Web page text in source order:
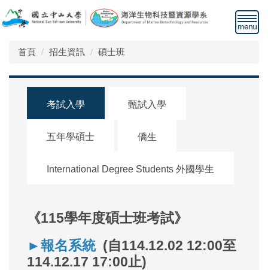
跳
到
容
首頁 招生資訊 碩士班
考試入學 甄試入學
五年學碩士 僑生
International Degree Students 外國學生
《115學年度碩士班考試》
► 報名系統 (自114.12.02 12:00至
114.12.17 17:00止)